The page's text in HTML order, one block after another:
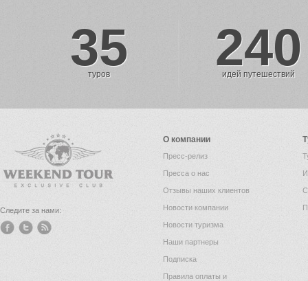
35
туров 240
идей путешествий
Следите за нами:
О компании
Пресс-релиз
Пресса о нас
Отзывы наших клиентов
Новости компании
Новости туризма
Наши партнеры
Подписка
Правила оплаты и